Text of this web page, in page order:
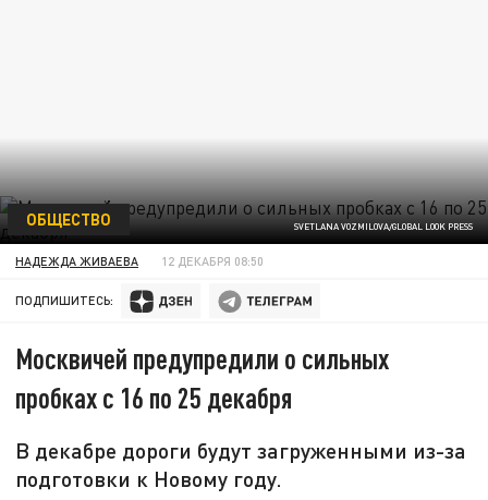
SVETLANA VOZMILOVA/GLOBAL LOOK PRESS
ОБЩЕСТВО
НАДЕЖДА ЖИВАЕВА 12 ДЕКАБРЯ 08:50
ПОДПИШИТЕСЬ:
Москвичей предупредили о сильных
пробках с 16 по 25 декабря
В декабре дороги будут загруженными из-за
подготовки к Новому году.